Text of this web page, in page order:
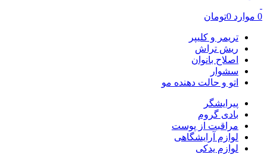
0 موارد 0تومان
تریمر و کلیپر
ریش تراش
اصلاح بانوان
سشوار
اتو و حالت دهنده مو
پیرایشگر
بادی گروم
مراقبت از پوست
لوازم آرایشگاهی
لوازم یدکی